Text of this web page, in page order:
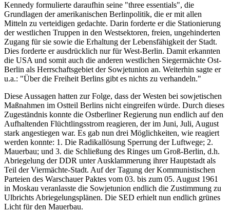
Kennedy formulierte daraufhin seine "three essentials", die
Grundlagen der amerikanischen Berlinpolitik, die er mit allen
Mitteln zu verteidigen gedachte. Darin forderte er die Stationierung
der westlichen Truppen in den Westsektoren, freien, ungehinderten
Zugang für sie sowie die Erhaltung der Lebensfähigkeit der Stadt.
Dies forderte er ausdrücklich nur für West-Berlin. Damit erkannten
die USA und somit auch die anderen westlichen Siegermächte Ost-
Berlin als Herrschaftsgebiet der Sowjetunion an. Weiterhin sagte er
u.a.: "Über die Freiheit Berlins gibt es nichts zu verhandeln."
Diese Aussagen hatten zur Folge, dass der Westen bei sowjetischen
Maßnahmen im Ostteil Berlins nicht eingreifen würde. Durch dieses
Zugeständnis konnte die Ostberliner Regierung nun endlich auf den
Aufhaltenden Flüchtlingsstrom reagieren, der im Juni, Juli, August
stark angestiegen war. Es gab nun drei Möglichkeiten, wie reagiert
werden konnte: 1. Die Radikallösung Sperrung der Luftwege; 2.
Mauerbau; und 3. die Schließung des Ringes um Groß-Berlin, d.h.
Abriegelung der DDR unter Ausklammerung ihrer Hauptstadt als
Teil der Viermächte-Stadt. Auf der Tagung der Kommunistischen
Parteien des Warschauer Paktes vom 03. bis zum 05. August 1961
in Moskau veranlasste die Sowjetunion endlich die Zustimmung zu
Ulbrichts Abriegelungsplänen. Die SED erhielt nun endlich grünes
Licht für den Mauerbau.